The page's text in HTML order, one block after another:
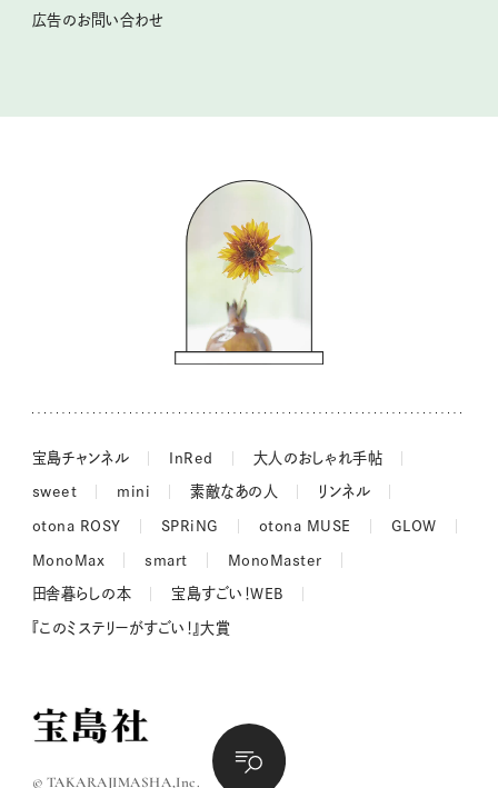
猫と一緒に心地いい暮らし
valoさんのかわいいもの探し
コウケンテツのヒトワザ巡り
ノーラのフィンランド旅気分
吉田羊さんの着物と12のアソビゴコロ
長谷川あかりさんの今週もお疲れ様つまみ
広告のお問い合わせ
宝島チャンネル InRed 大人のおしゃれ手帖
sweet mini 素敵なあの人 リンネル
otona ROSY SPRiNG otona MUSE GLOW
MonoMax smart MonoMaster
田舎暮らしの本 宝島すごい！WEB
『このミステリーがすごい！』大賞
© TAKARAJIMASHA,Inc.